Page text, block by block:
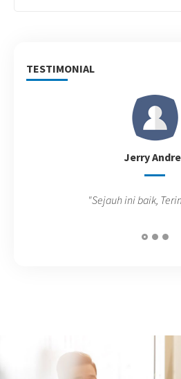
TESTIMONIAL
Jerry
"Sejauh ini baik,